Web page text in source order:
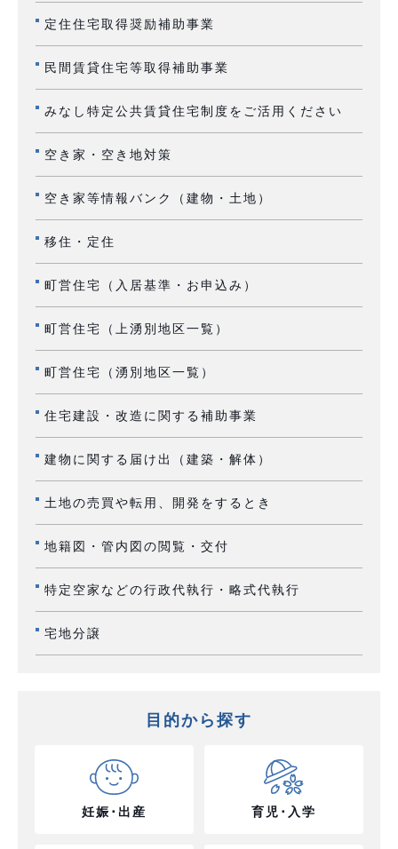
定住住宅取得奨励補助事業
民間賃貸住宅等取得補助事業
みなし特定公共賃貸住宅制度をご活用ください
空き家・空き地対策
空き家等情報バンク（建物・土地）
移住・定住
町営住宅（入居基準・お申込み）
町営住宅（上湧別地区一覧）
町営住宅（湧別地区一覧）
住宅建設・改造に関する補助事業
建物に関する届け出（建築・解体）
土地の売買や転用、開発をするとき
地籍図・管内図の閲覧・交付
特定空家などの行政代執行・略式代執行
宅地分譲
目的から探す
妊娠･出産 育児･入学